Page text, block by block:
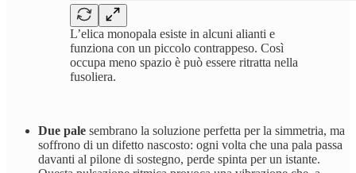
L’elica monopala esiste in alcuni alianti e
funziona con un piccolo contrappeso. Così
occupa meno spazio è può essere ritratta nella
fusoliera.
Due pale sembrano la soluzione perfetta per la simmetria, ma
soffrono di un difetto nascosto: ogni volta che una pala passa
davanti al pilone di sostegno, perde spinta per un istante.